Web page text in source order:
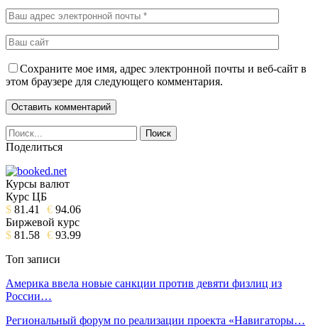
Сохраните мое имя, адрес электронной почты и веб-сайт в
этом браузере для следующего комментария.
Поделиться
Курсы валют
Курс ЦБ
$ 81.41 € 94.06
Биржевой курс
$ 81.58 € 93.99
Топ записи
Америка ввела новые санкции против девяти физлиц из
России…
Региональный форум по реализации проекта «Навигаторы…